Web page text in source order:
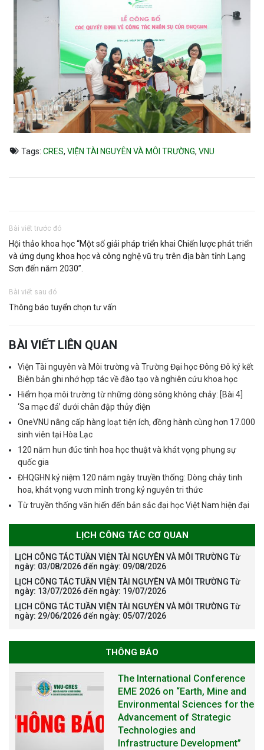
Tags: CRES, VIỆN TÀI NGUYÊN VÀ MÔI TRƯỜNG, VNU
Bài viết trước đó
Hội thảo khoa học “Một số giải pháp triển khai Chiến lược phát triển
và ứng dụng khoa học và công nghệ vũ trụ trên địa bàn tỉnh Lạng
Sơn đến năm 2030”.
Bài viết sau đó
Thông báo tuyển chọn tư vấn
BÀI VIẾT LIÊN QUAN
Viện Tài nguyên và Môi trường và Trường Đại học Đông Đô ký kết
Biên bản ghi nhớ hợp tác về đào tạo và nghiên cứu khoa học
Hiểm họa môi trường từ những dòng sông không chảy: [Bài 4]
‘Sa mạc đá’ dưới chân đập thủy điện
OneVNU nâng cấp hàng loạt tiện ích, đồng hành cùng hơn 17.000
sinh viên tại Hòa Lạc
120 năm hun đúc tinh hoa học thuật và khát vọng phụng sự
quốc gia
ĐHQGHN kỷ niệm 120 năm ngày truyền thống: Dòng chảy tinh
hoa, khát vọng vươn mình trong kỷ nguyên tri thức
Từ truyền thống văn hiến đến bản sắc đại học Việt Nam hiện đại
LỊCH CÔNG TÁC CƠ QUAN
LỊCH CÔNG TÁC TUẦN VIỆN TÀI NGUYÊN VÀ MÔI TRƯỜNG Từ
ngày: 03/08/2026 đến ngày: 09/08/2026
LỊCH CÔNG TÁC TUẦN VIỆN TÀI NGUYÊN VÀ MÔI TRƯỜNG Từ
ngày: 13/07/2026 đến ngày: 19/07/2026
LỊCH CÔNG TÁC TUẦN VIỆN TÀI NGUYÊN VÀ MÔI TRƯỜNG Từ
ngày: 29/06/2026 đến ngày: 05/07/2026
THÔNG BÁO
The International Conference
EME 2026 on “Earth, Mine and
Environmental Sciences for the
Advancement of Strategic
Technologies and
Infrastructure Development”